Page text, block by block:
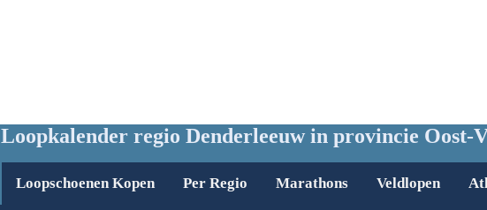
Loopkalender regio Denderleeuw in provincie Oost-
Loopschoenen Kopen Per Regio Marathons Veldlopen